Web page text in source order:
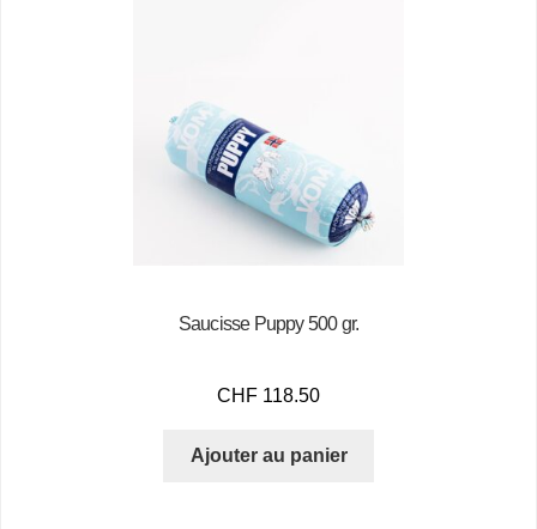
Saucisse Puppy 500 gr.
CHF 118.50
Ajouter au panier